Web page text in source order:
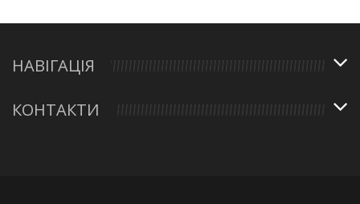
НАВІГАЦІЯ
КОНТАКТИ